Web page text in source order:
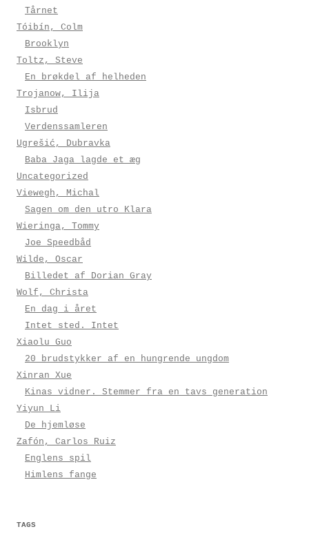
Tårnet
Tóibín, Colm
Brooklyn
Toltz, Steve
En brøkdel af helheden
Trojanow, Ilija
Isbrud
Verdenssamleren
Ugrešić, Dubravka
Baba Jaga lagde et æg
Uncategorized
Viewegh, Michal
Sagen om den utro Klara
Wieringa, Tommy
Joe Speedbåd
Wilde, Oscar
Billedet af Dorian Gray
Wolf, Christa
En dag i året
Intet sted. Intet
Xiaolu Guo
20 brudstykker af en hungrende ungdom
Xinran Xue
Kinas vidner. Stemmer fra en tavs generation
Yiyun Li
De hjemløse
Zafón, Carlos Ruiz
Englens spil
Himlens fange
TAGS